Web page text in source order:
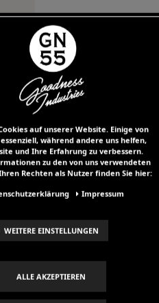
auf unserer Website. Einige von
während andere uns helfen,
und Ihre Erfahrung zu verbessern.
zu den von uns verwendeten
Rechten als Nutzer finden Sie hier:
Impressum
WEITERE EINSTELLUNGEN
ALLE AKZEPTIEREN